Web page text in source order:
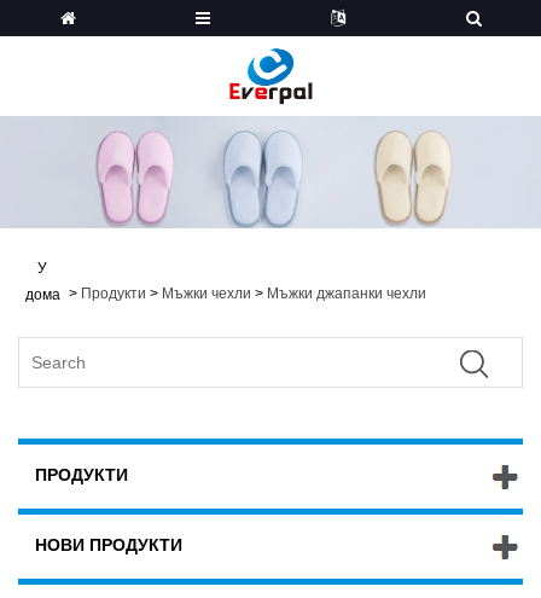
У
дома > Продукти > Мъжки чехли > Мъжки джапанки чехли
ПРОДУКТИ
НОВИ ПРОДУКТИ